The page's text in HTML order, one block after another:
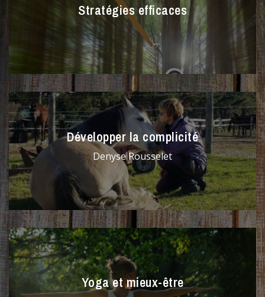
Stratégies efficaces
Développer la complicité
Denyse Rousselet
Yoga et mieux-être